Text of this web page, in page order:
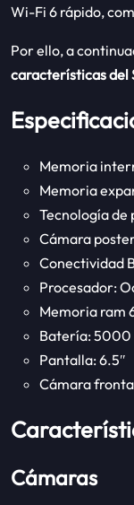
Wi-Fi 6 rápido,
Por ello, a
características del
Memoria
Memoria
Tecnología de
Cámara
Conectividad
Procesador:
Memoria ram
Batería: 5000
Pantalla: 6.5″
Cámara
Cámaras